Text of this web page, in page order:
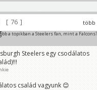
több
76
a topikban a Steelers fan, mint a Falcons?
Steelers egy csodálatos
család vagyunk 😊